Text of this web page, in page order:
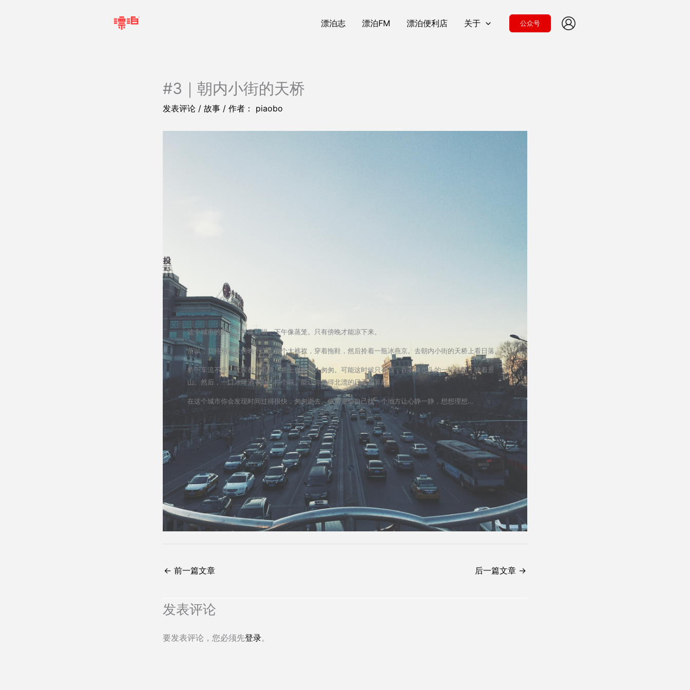
漂泊志 漂泊FM 漂泊便利店 关于 公众号
#3｜朝内小街的天桥
发表评论 / 故事 / 作者： piaobo
这个城市的夏天上午像煎锅，下午像蒸笼。只有傍晚才能凉下来。
所以，我特别喜欢傍晚一个人换个大裤衩，穿着拖鞋，然后拎着一瓶冰燕京。去朝内小街的天桥上看日落。
桥下车流不息，大家都很着急。桥上也是行人匆匆。可能这时候只有我，在看路尽头的一轮红日，映着景
山。然后，一口冰啤酒下肚，打个嗝。能让你觉得北漂的日子还算好。
在这个城市你会发现时间过得很快，匆匆逝去。你需要给自己找一个地方让心静一静，想想理想…
← 前一篇文章 后一篇文章 →
发表评论
要发表评论，您必须先登录。